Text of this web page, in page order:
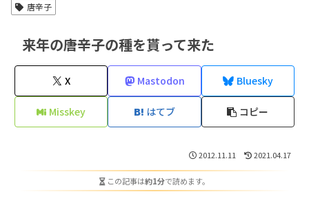
唐辛子
来年の唐辛子の種を貰って来た
X Mastodon Bluesky
Misskey はてブ コピー
2012.11.11 2021.04.17
この記事は約1分で読めます。